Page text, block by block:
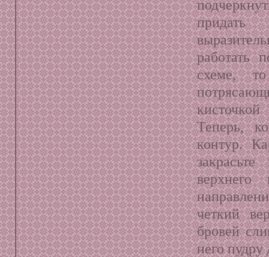
работать
схеме,
Теперь,
контур.
четкий
бровей
него пудру